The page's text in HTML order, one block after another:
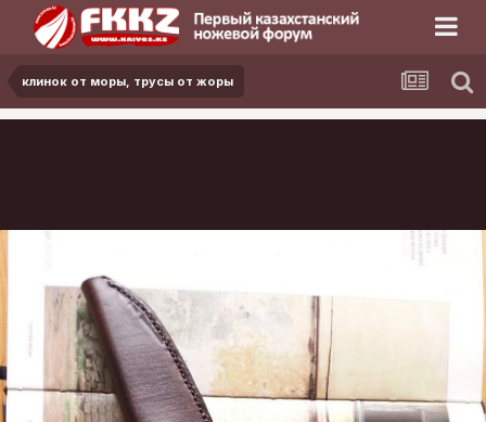
клинок от моры, трусы от жоры